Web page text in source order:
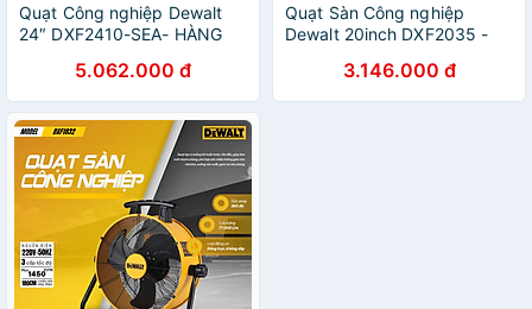
Quạt Công nghiệp Dewalt
24″ DXF2410-SEA- HÀNG
5.062.000 đ
Quạt Sàn Công nghiệp
Dewalt 20inch DXF2035 -
3.146.000 đ